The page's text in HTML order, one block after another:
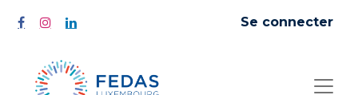
Se connecter